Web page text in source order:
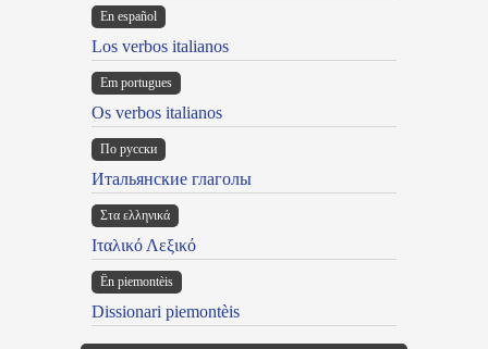
En español
Los verbos italianos
Em portugues
Os verbos italianos
По русски
Итальянские глаголы
Στα ελληνικά
Ιταλικό Λεξικό
Ën piemontèis
Dissionari piemontèis